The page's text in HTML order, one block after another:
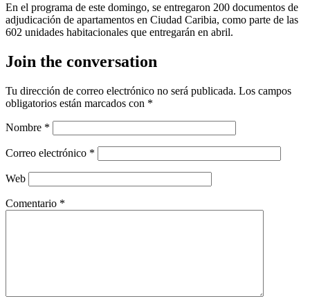
En el programa de este domingo, se entregaron 200 documentos de
adjudicación de apartamentos en Ciudad Caribia, como parte de las
602 unidades habitacionales que entregarán en abril.
Join the conversation
Tu dirección de correo electrónico no será publicada. Los campos
obligatorios están marcados con *
Nombre *
Correo electrónico *
Web
Comentario *